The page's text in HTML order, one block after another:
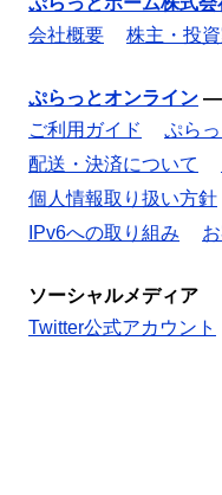
会社概要
株主・投
ぷらっとオンライン —
ご利用ガイド
ぷら
配送・決済について
個人情報取り扱い方針
IPv6への取り組み
ソーシャルメディア
Twitter公式アカウント